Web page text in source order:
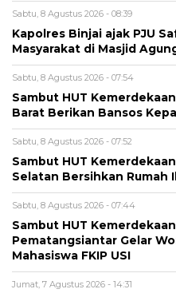
Sabtu, 8 Agustus 2026 - 08:39
Kapolres Binjai ajak PJU
Masyarakat di Masjid
Sabtu, 8 Agustus 2026 - 07:54
Sambut HUT
Barat Berikan Bansos
Sabtu, 8 Agustus 2026 - 07:52
Sambut HUT
Selatan Bersihkan Rumah
Sabtu, 8 Agustus 2026 - 07:44
Sambut HUT
Pematangsiantar Gelar
Mahasiswa FKIP USI
Jumat, 7 Agustus 2026 - 14:31